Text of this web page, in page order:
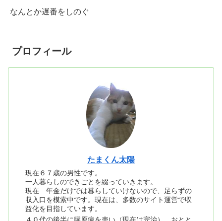
なんとか遅番をしのぐ
プロフィール
たまくん太陽
現在６７歳の男性です。
一人暮らしのできごとを綴っていきます。
現在 年金だけでは暮らしていけないので、足らずの
収入口を模索中です。現在は、多数のサイト運営で収
益化を目指しています。